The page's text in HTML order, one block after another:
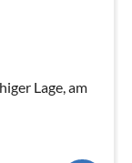
Lage, am